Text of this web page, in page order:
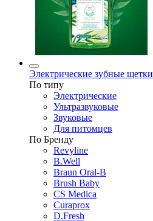
Электрические зубные щетки
По типу
Электрические
Ультразвуковые
Звуковые
Для питомцев
По Бренду
Revyline
B.Well
Braun Oral-B
Brush Baby
CS Medica
Curaprox
D.Fresh